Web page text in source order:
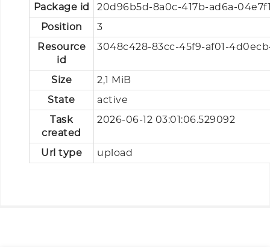
Package id
20d96b5d-8a0c-417b-ad6a-
Position
3
Resource
id
3048c428-83cc-45f9-af01-
Size
2,1 MiB
State
active
Task
created
2026-06-12 03:01:06.529092
Url type upload